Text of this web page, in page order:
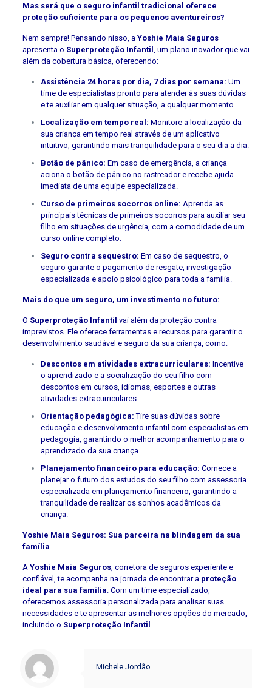
Mas será que o seguro infantil tradicional oferece
proteção suficiente para os pequenos aventureiros?
Nem sempre! Pensando nisso, a Yoshie Maia Seguros
apresenta o Superproteção Infantil , um plano inovador que vai
além da cobertura básica, oferecendo:
Assistência 24 horas por dia, 7 dias por semana: Um
time de especialistas pronto para atender às suas dúvidas
e te auxiliar em qualquer situação, a qualquer momento.
Localização em tempo real: Monitore a localização da
sua criança em tempo real através de um aplicativo
intuitivo, garantindo mais tranquilidade para o seu dia a dia.
Botão de pânico: Em caso de emergência, a criança
aciona o botão de pânico no rastreador e recebe ajuda
imediata de uma equipe especializada.
Curso de primeiros socorros online: Aprenda as
principais técnicas de primeiros socorros para auxiliar seu
filho em situações de urgência, com a comodidade de um
curso online completo.
Seguro contra sequestro: Em caso de sequestro, o
seguro garante o pagamento de resgate, investigação
especializada e apoio psicológico para toda a família.
Mais do que um seguro, um investimento no futuro:
O Superproteção Infantil vai além da proteção contra
imprevistos. Ele oferece ferramentas e recursos para garantir o
desenvolvimento saudável e seguro da sua criança, como:
Descontos em atividades extracurriculares: Incentive
o aprendizado e a socialização do seu filho com
descontos em cursos, idiomas, esportes e outras
atividades extracurriculares.
Orientação pedagógica: Tire suas dúvidas sobre
educação e desenvolvimento infantil com especialistas em
pedagogia, garantindo o melhor acompanhamento para o
aprendizado da sua criança.
Planejamento financeiro para educação: Comece a
planejar o futuro dos estudos do seu filho com assessoria
especializada em planejamento financeiro, garantindo a
tranquilidade de realizar os sonhos acadêmicos da
criança.
Yoshie Maia Seguros: Sua parceira na blindagem da sua
família
A Yoshie Maia Seguros, corretora de seguros experiente e
confiável, te acompanha na jornada de encontrar a proteção
ideal para sua família. Com um time especializado,
oferecemos assessoria personalizada para analisar suas
necessidades e te apresentar as melhores opções do mercado,
incluindo o Superproteção Infantil .
Michele Jordão